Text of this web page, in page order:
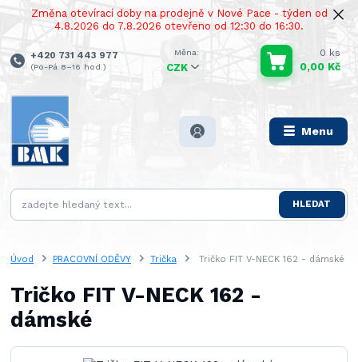
Změna otevírací doby na prodejně v Nové Pace - týden od
4.8.2026 do 7.8.2026 otevřeno od 12:30 do 16:30.
Menu
CZK
HLEDAT
+420 731 443 977
(Po-Pá 8–16 hod.)
0 ks
0,00 Kč
Úvod PRACOVNÍ ODĚVY Trička Tričko FIT V-NECK 162 - dámské
Tričko FIT V-NECK 162 -
dámské